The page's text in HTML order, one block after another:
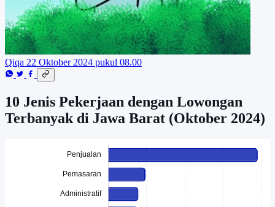
Qiqa 22 Oktober 2024 pukul 08.00
10 Jenis Pekerjaan dengan Lowongan
Terbanyak di Jawa Barat (Oktober 2024)